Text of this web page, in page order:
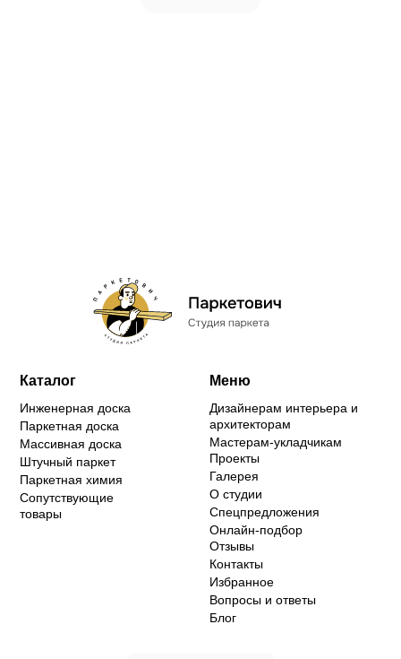
Каталог
Инженерная доска
Паркетная доска
Массивная доска
Штучный паркет
Паркетная химия
Сопутствующие
товары
Меню
Дизайнерам интерьера и
архитекторам
Мастерам-укладчикам
Проекты
Галерея
О студии
Спецпредложения
Онлайн-подбор
Отзывы
Контакты
Избранное
Вопросы и ответы
Блог